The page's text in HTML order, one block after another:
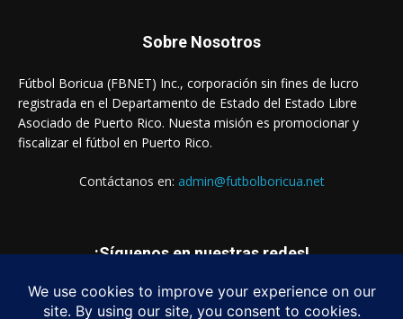
Sobre Nosotros
Fútbol Boricua (FBNET) Inc., corporación sin fines de lucro
registrada en el Departamento de Estado del Estado Libre
Asociado de Puerto Rico. Nuesta misión es promocionar y
fiscalizar el fútbol en Puerto Rico.
Contáctanos en: admin@futbolboricua.net
¡Síguenos en nuestras redes!